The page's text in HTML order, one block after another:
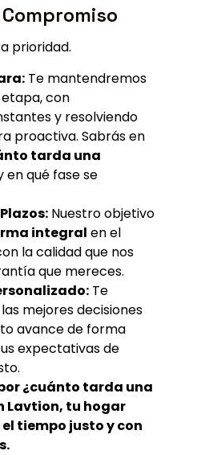
prioridad.
Te mantendremos
con
y resolviendo
proactiva. Sabrás en
tarda una
en qué fase se
Nuestro objetivo
integral en el
la calidad que nos
que mereces.
Te
mejores decisiones
avance de forma
expectativas de
¿cuánto tarda una
Lavtion, tu hogar
tiempo justo y con